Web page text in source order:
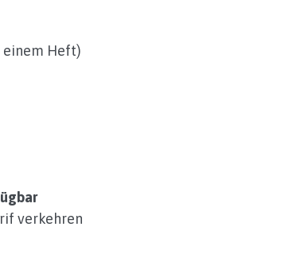
einem Heft)
verkehren